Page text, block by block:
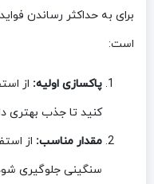
برای به حداکثر رساندن
است:
پاکسازی اولیه: از
کنید تا جذب بهتری
مقدار مناسب: از
سنگینی جلوگیری